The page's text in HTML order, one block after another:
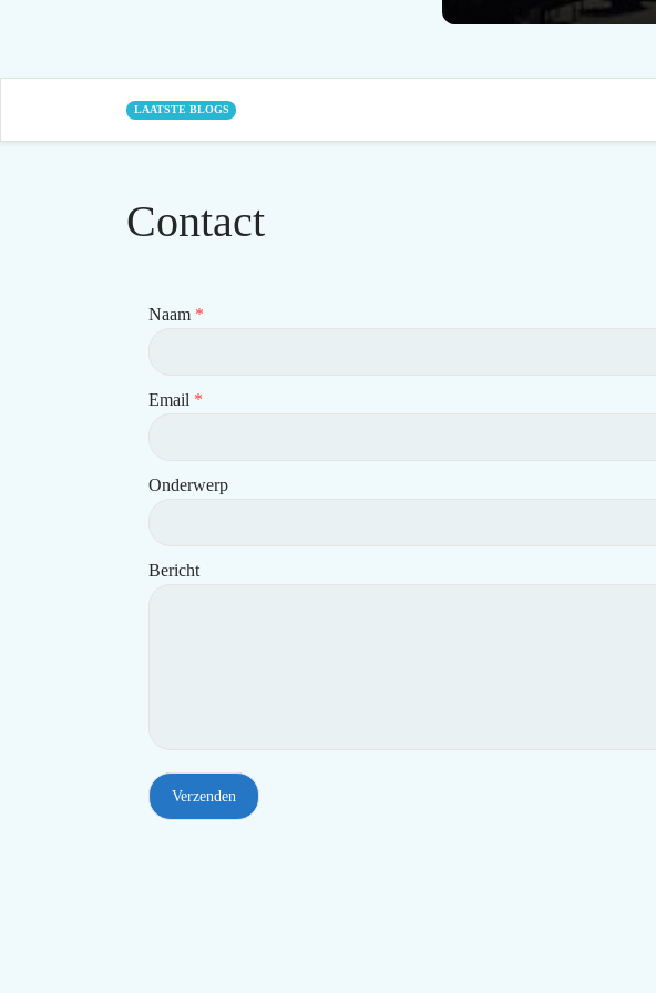
LAATSTE BLOGS
Contact
Naam *
Email *
Onderwerp
Bericht